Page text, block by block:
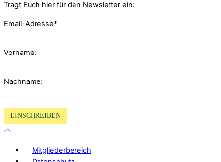
Tragt Euch hier für den Newsletter ein:
Email-Adresse*
Vorname:
Nachname:
Mitgliederbereich